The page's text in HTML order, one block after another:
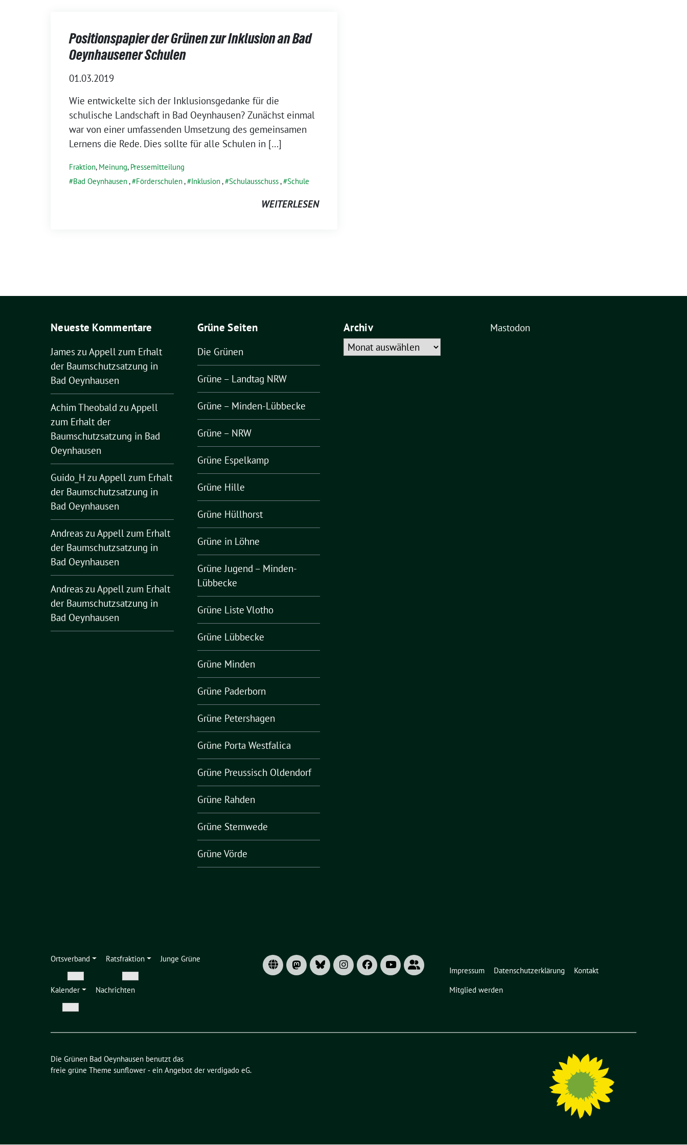
Positionspapier der Grünen zur Inklusion an Bad
Oeynhausener Schulen
01.03.2019
Wie entwickelte sich der Inklusionsgedanke für die
schulische Landschaft in Bad Oeynhausen? Zunächst einmal
war von einer umfassenden Umsetzung des gemeinsamen
Lernens die Rede. Dies sollte für alle Schulen in […]
Fraktion, Meinung, Pressemitteilung
Bad Oeynhausen, Förderschulen, Inklusion, Schulausschuss, Schule
WEITERLESEN
Neueste Kommentare
James zu Appell zum Erhalt
der Baumschutzsatzung in
Bad Oeynhausen
Achim Theobald zu Appell
zum Erhalt der
Baumschutzsatzung in Bad
Oeynhausen
Guido_H zu Appell zum Erhalt
der Baumschutzsatzung in
Bad Oeynhausen
Andreas zu Appell zum Erhalt
der Baumschutzsatzung in
Bad Oeynhausen
Andreas zu Appell zum Erhalt
der Baumschutzsatzung in
Bad Oeynhausen
Grüne Seiten
Die Grünen
Grüne – Landtag NRW
Grüne – Minden-Lübbecke
Grüne – NRW
Grüne Espelkamp
Grüne Hille
Grüne Hüllhorst
Grüne in Löhne
Grüne Jugend – Minden-
Lübbecke
Grüne Liste Vlotho
Grüne Lübbecke
Grüne Minden
Grüne Paderborn
Grüne Petershagen
Grüne Porta Westfalica
Grüne Preussisch Oldendorf
Grüne Rahden
Grüne Stemwede
Grüne Vörde
Archiv
Archiv
Mastodon
Ortsverband
Zeige
Untermenü
Ratsfraktion
Zeige
Untermenü
Junge Grüne
Kalender
Zeige
Nachrichten
Impressum Datenschutzerklärung
Kontakt
Mitglied werden
Die Grünen Bad Oeynhausen benutzt das
freie grüne Theme sunflower ‐ ein Angebot der verdigado eG.